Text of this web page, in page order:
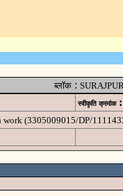
ब्लॉक:
स्वीकृति क्रमांक :
work (3305009015/DP/